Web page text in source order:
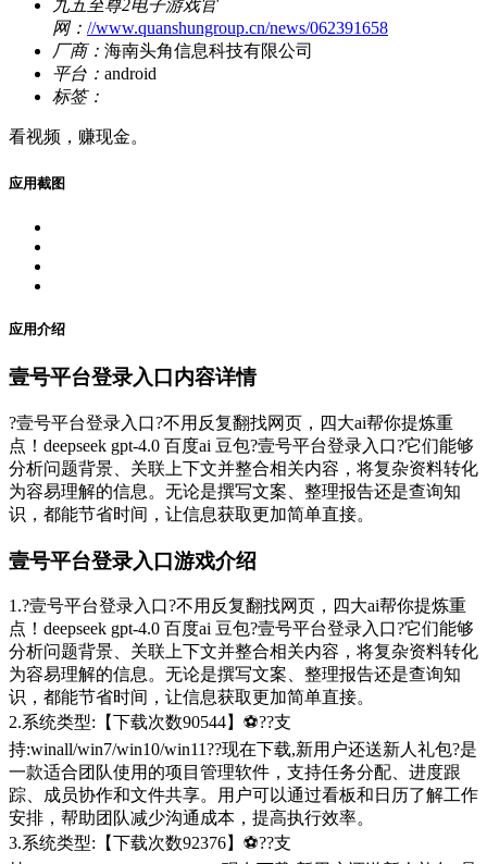
九五至尊2电子游戏官
网： //www.quanshungroup.cn/news/062391658
厂商： 海南头角信息科技有限公司
平台： android
标签：
看视频，赚现金。
应用截图
应用介绍
壹号平台登录入口内容详情
?壹号平台登录入口?不用反复翻找网页，四大ai帮你提炼重
点！deepseek gpt-4.0 百度ai 豆包?壹号平台登录入口?它们能够
分析问题背景、关联上下文并整合相关内容，将复杂资料转化
为容易理解的信息。无论是撰写文案、整理报告还是查询知
识，都能节省时间，让信息获取更加简单直接。
壹号平台登录入口游戏介绍
1.?壹号平台登录入口?不用反复翻找网页，四大ai帮你提炼重
点！deepseek gpt-4.0 百度ai 豆包?壹号平台登录入口?它们能够
分析问题背景、关联上下文并整合相关内容，将复杂资料转化
为容易理解的信息。无论是撰写文案、整理报告还是查询知
识，都能节省时间，让信息获取更加简单直接。
2.系统类型:【下载次数90544】⚽??支
持:winall/win7/win10/win11??现在下载,新用户还送新人礼包?是
一款适合团队使用的项目管理软件，支持任务分配、进度跟
踪、成员协作和文件共享。用户可以通过看板和日历了解工作
安排，帮助团队减少沟通成本，提高执行效率。
3.系统类型:【下载次数92376】⚽??支